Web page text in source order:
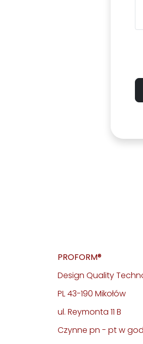
PROFORM®
Design Quality
PL 43-190 Mikołów
ul. Reymonta 11 B
Czynne pn - pt w